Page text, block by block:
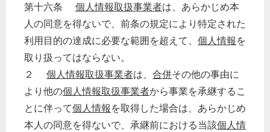
第十六条 個人情報取扱事業者は、あらかじめ本
人の同意を得ないで、前条の規定により特定された
利用目的の達成に必要な範囲を超えて、 個人情報 を
取り扱ってはならない。
２ 個人情報取扱事業者は、 合併その他の事由に
より他の個人情報取扱事業者から事業を承継するこ
とに伴って個人情報 を取得した場合は、あらかじめ
本人の同意を得ないで、承継前における当該個人情